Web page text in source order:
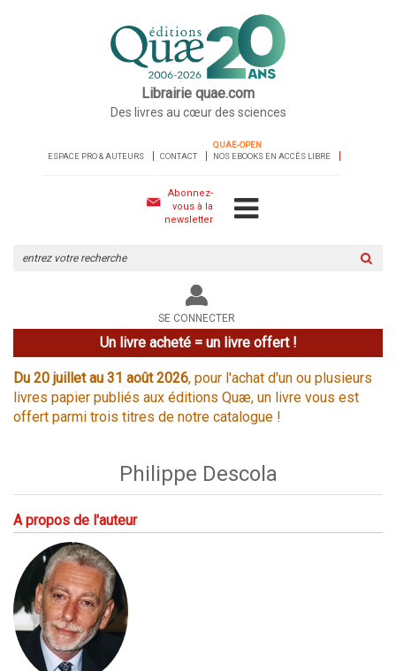
Librairie quae.com
Des livres au cœur des sciences
ESPACE PRO & AUTEURS CONTACT
QUAE-OPEN
NOS EBOOKS EN ACCÈS LIBRE
Abonnez-
vous à la
newsletter
le
site
SE CONNECTER
Un livre acheté = un livre offert !
Du 20 juillet au 31 août 2026, pour l'achat d'un ou plusieurs
livres papier publiés aux éditions Quæ, un livre vous est
offert parmi trois titres de notre catalogue !
Philippe Descola
A propos de l'auteur